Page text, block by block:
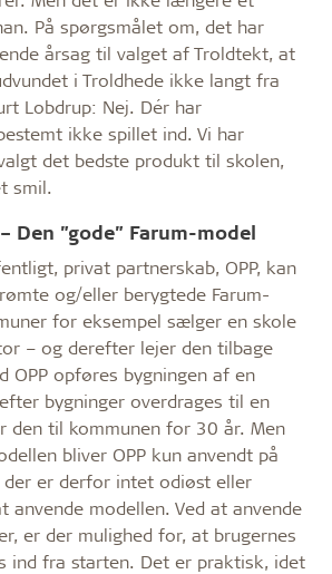
På spørgsmålet om, det har
årsag til valget af Troldtekt, at
i Troldhede ikke langt fra
Lobdrup: Nej. Dér har
ikke spillet ind. Vi har
det bedste produkt til skolen,
smil.
Den ”gode” Farum-model
privat partnerskab, OPP, kan
og/eller berygtede Farum-
for eksempel sælger en skole
– og derefter lejer den tilbage
OPP opføres bygningen af en
bygninger overdrages til en
den til kommunen for 30 år. Men
bliver OPP kun anvendt på
der er derfor intet odiøst eller
anvende modellen. Ved at anvende
er der mulighed for, at brugernes
ind fra starten. Det er praktisk, idet